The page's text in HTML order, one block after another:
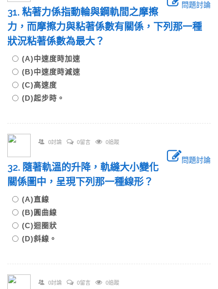
問題討論
31. 粘著力係指動輪與鋼軌間之摩擦
力，而摩擦力與粘著係數有關係，下列那一種
狀況粘著係數為最大？
(A)中速度時加速
(B)中速度時減速
(C)高速度
(D)起步時。
0討論 0留言 0追蹤
問題討論
32. 隨著軌溫的升降，軌縫大小變化
關係圖中，呈現下列那一種線形？
(A)直線
(B)圓曲線
(C)迴圈狀
(D)斜線。
0討論 0留言 0追蹤